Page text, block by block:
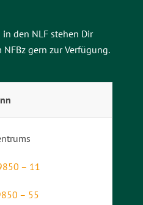
den NLF stehen Dir
gern zur Verfügung.
– 11
– 55